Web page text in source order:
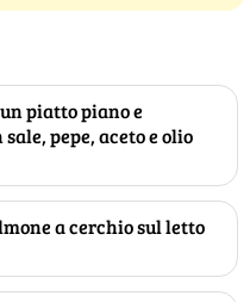
piatto piano e
pepe, aceto e olio
a cerchio sul letto